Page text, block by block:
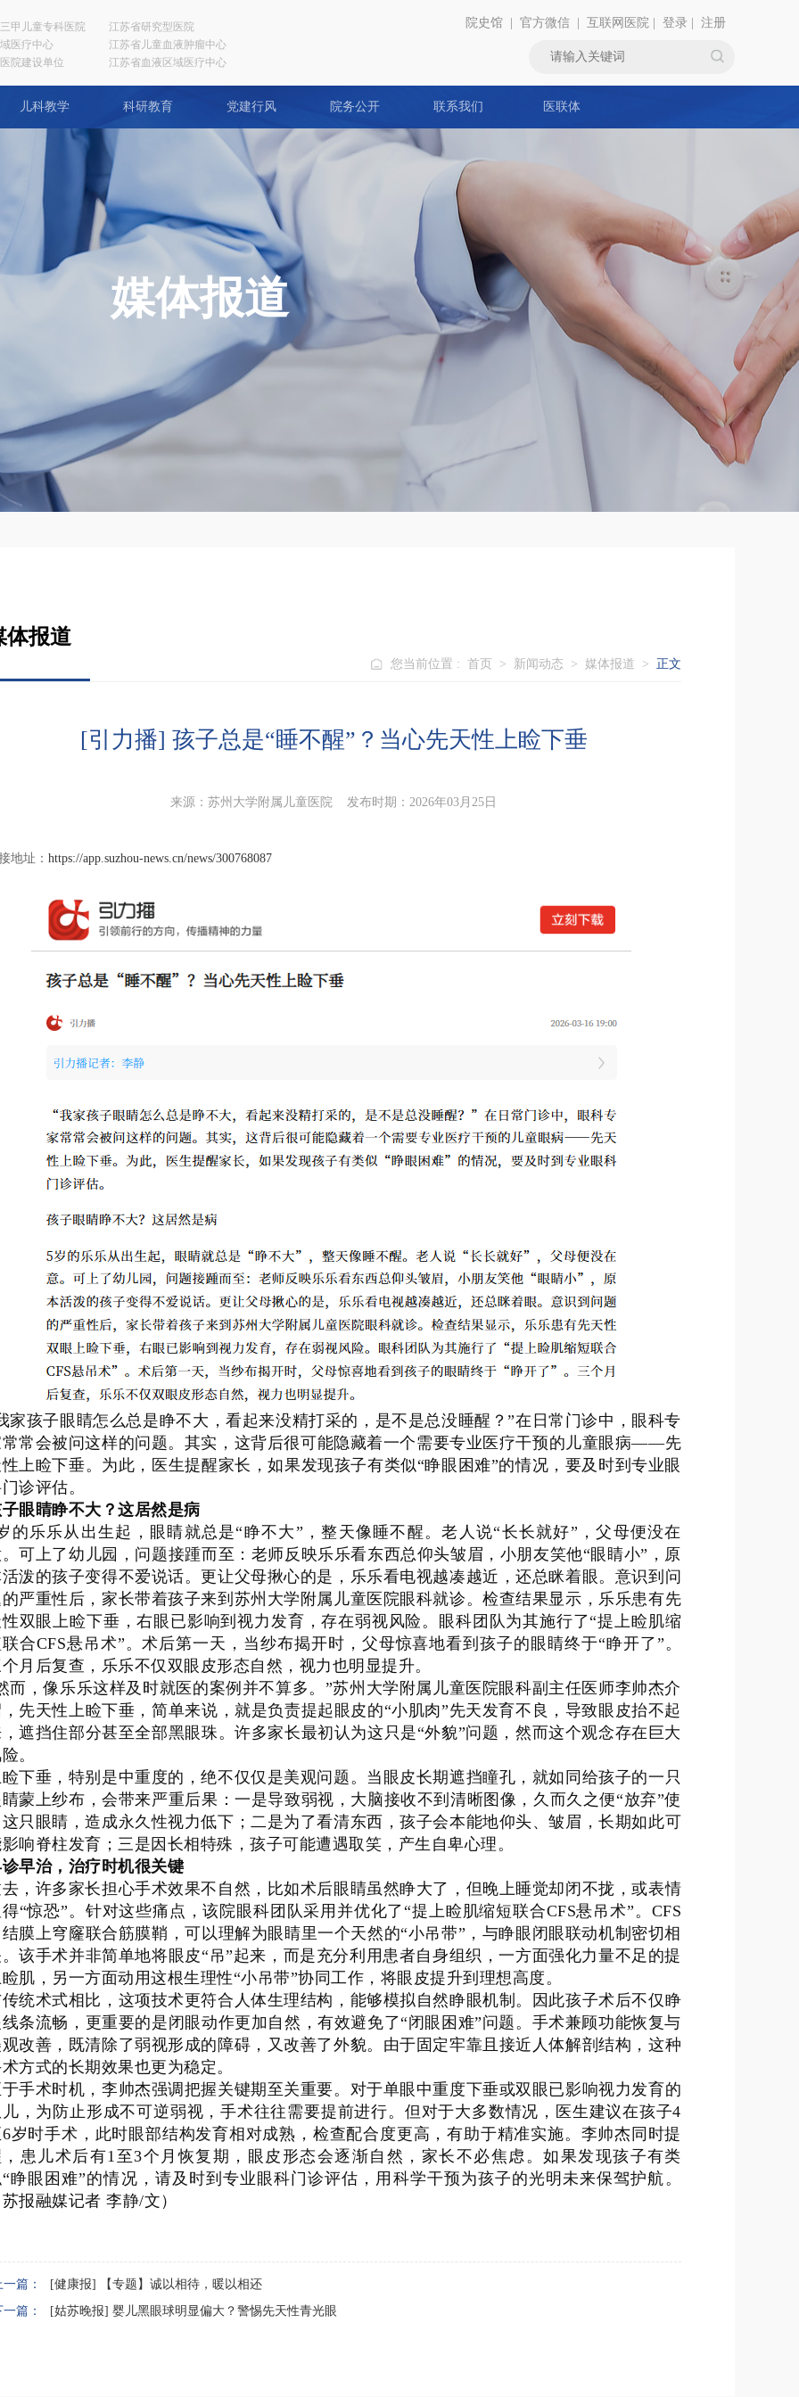
甲儿童专科医院
医疗中心
院建设单位
江苏省研究型医院
江苏省儿童血液肿瘤中心
江苏省血液区域医疗中心
院史馆 官方微信 互联网医院 登录 注册
儿科教学 科研教育 党建行风 院务公开 联系我们 医联体
媒体报道
体报道
您当前位置 : 首页 > 新闻动态 > 媒体报道 > 正文
[引力播] 孩子总是“睡不醒”？当心先天性上睑下垂
来源：苏州大学附属儿童医院 发布时期：2026年03月25日
地址： https://app.suzhou-news.cn/news/300768087
家孩子眼睛怎么总是睁不大，看起来没精打采的，是不是总没睡醒？”在日常门诊中，眼科专
常会被问这样的问题。其实，这背后很可能隐藏着一个需要专业医疗干预的儿童眼病——先
上睑下垂。为此，医生提醒家长，如果发现孩子有类似“睁眼困难”的情况，要及时到专业眼
诊评估。
眼睛睁不大？这居然是病
的乐乐从出生起，眼睛就总是“睁不大”，整天像睡不醒。老人说“长长就好”，父母便没在
可上了幼儿园，问题接踵而至：老师反映乐乐看东西总仰头皱眉，小朋友笑他“眼睛小”，原
泼的孩子变得不爱说话。更让父母揪心的是，乐乐看电视越凑越近，还总眯着眼。意识到问
严重性后，家长带着孩子来到苏州大学附属儿童医院眼科就诊。检查结果显示，乐乐患有先
双眼上睑下垂，右眼已影响到视力发育，存在弱视风险。眼科团队为其施行了“提上睑肌缩
合CFS悬吊术”。术后第一天，当纱布揭开时，父母惊喜地看到孩子的眼睛终于“睁开了”。
月后复查，乐乐不仅双眼皮形态自然，视力也明显提升。
而，像乐乐这样及时就医的案例并不算多。”苏州大学附属儿童医院眼科副主任医师李帅杰介
先天性上睑下垂，简单来说，就是负责提起眼皮的“小肌肉”先天发育不良，导致眼皮抬不起
遮挡住部分甚至全部黑眼珠。许多家长最初认为这只是“外貌”问题，然而这个观念存在巨大
。
下垂，特别是中重度的，绝不仅仅是美观问题。当眼皮长期遮挡瞳孔，就如同给孩子的一只
蒙上纱布，会带来严重后果：一是导致弱视，大脑接收不到清晰图像，久而久之便“放弃”使
只眼睛，造成永久性视力低下；二是为了看清东西，孩子会本能地仰头、皱眉，长期如此可
响脊柱发育；三是因长相特殊，孩子可能遭遇取笑，产生自卑心理。
早治，治疗时机很关键
，许多家长担心手术效果不自然，比如术后眼睛虽然睁大了，但晚上睡觉却闭不拢，或表情
“惊恐”。针对这些痛点，该院眼科团队采用并优化了“提上睑肌缩短联合CFS悬吊术”。CFS
膜上穹窿联合筋膜鞘，可以理解为眼睛里一个天然的“小吊带”，与睁眼闭眼联动机制密切相
该手术并非简单地将眼皮“吊”起来，而是充分利用患者自身组织，一方面强化力量不足的提
肌，另一方面动用这根生理性“小吊带”协同工作，将眼皮提升到理想高度。
统术式相比，这项技术更符合人体生理结构，能够模拟自然睁眼机制。因此孩子术后不仅睁
条流畅，更重要的是闭眼动作更加自然，有效避免了“闭眼困难”问题。手术兼顾功能恢复与
改善，既清除了弱视形成的障碍，又改善了外貌。由于固定牢靠且接近人体解剖结构，这种
方式的长期效果也更为稳定。
手术时机，李帅杰强调把握关键期至关重要。对于单眼中重度下垂或双眼已影响视力发育的
，为防止形成不可逆弱视，手术往往需要提前进行。但对于大多数情况，医生建议在孩子4
岁时手术，此时眼部结构发育相对成熟，检查配合度更高，有助于精准实施。李帅杰同时提
患儿术后有1至3个月恢复期，眼皮形态会逐渐自然，家长不必焦虑。如果发现孩子有类
睁眼困难”的情况，请及时到专业眼科门诊评估，用科学干预为孩子的光明未来保驾护航。
报融媒记者 李静/文）
一篇：
[健康报] 【专题】诚以相待，暖以相还
一篇：
[姑苏晚报] 婴儿黑眼球明显偏大？警惕先天性青光眼